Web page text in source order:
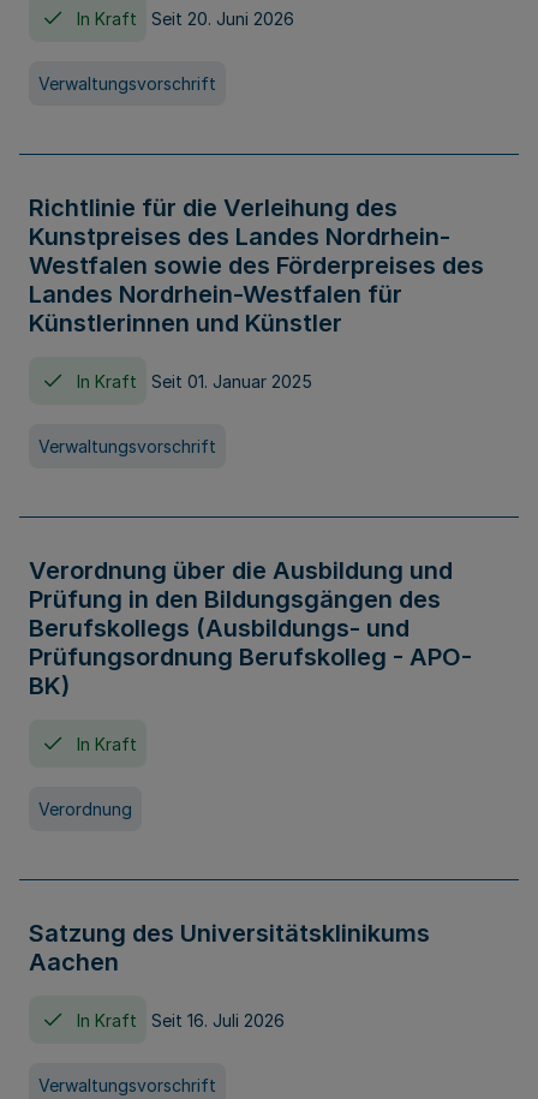
In Kraft Seit 20. Juni 2026
Verwaltungsvorschrift
Richtlinie für die Verleihung des
Kunstpreises des Landes Nordrhein-
Westfalen sowie des Förderpreises des
Landes Nordrhein-Westfalen für
Künstlerinnen und Künstler
In Kraft Seit 01. Januar 2025
Verwaltungsvorschrift
Verordnung über die Ausbildung und
Prüfung in den Bildungsgängen des
Berufskollegs (Ausbildungs- und
Prüfungsordnung Berufskolleg - APO-
BK)
In Kraft
Verordnung
Satzung des Universitätsklinikums
Aachen
In Kraft Seit 16. Juli 2026
Verwaltungsvorschrift